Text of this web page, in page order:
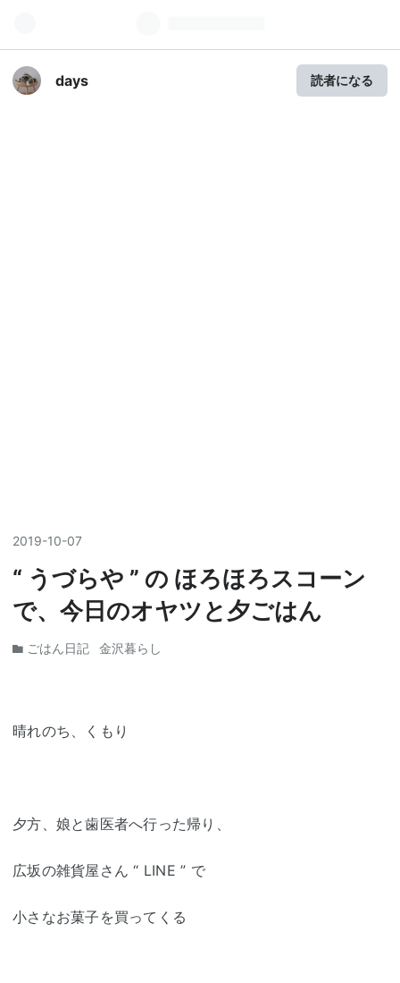
days 読者になる
2019-10-07
“ うづらや ” の ほろほろスコーン
で、今日のオヤツと夕ごはん
ごはん日記 金沢暮らし
晴れのち、くもり
夕方、娘と歯医者へ行った帰り、
広坂の雑貨屋さん “ LINE ” で
小さなお菓子を買ってくる